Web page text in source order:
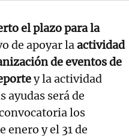
el plazo para la
de apoyar laactividad
de eventos de
y la actividad
ayudas será de
los
enero y el 31 de